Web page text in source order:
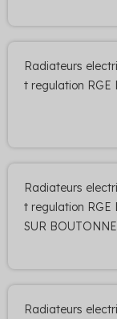
Radiateurs
t regulation RGE
Radiateurs
t regulation RGE
SUR BOUTONNE
Radiateurs